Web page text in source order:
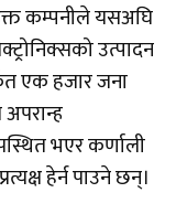
कम्पनीले यसअघि
उत्पादन
एक हजार जना
भएर कर्णाली
हेर्न पाउने छन्।